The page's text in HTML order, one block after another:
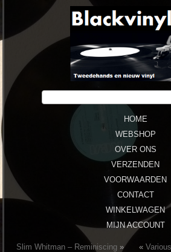
HOME
WEBSHOP
OVER ONS
VERZENDEN
VOORWAARDEN
CONTACT
WINKELWAGEN
MIJN ACCOUNT
Slim Whitman ‎– Reminiscing » «